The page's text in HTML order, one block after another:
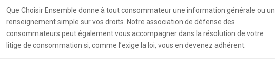
Que Choisir Ensemble donne à tout consommateur une information générale ou un
renseignement simple sur vos droits. Notre association de défense des
consommateurs peut également vous accompagner dans la résolution de votre
litige de consommation si, comme l’exige la loi, vous en devenez adhérent.